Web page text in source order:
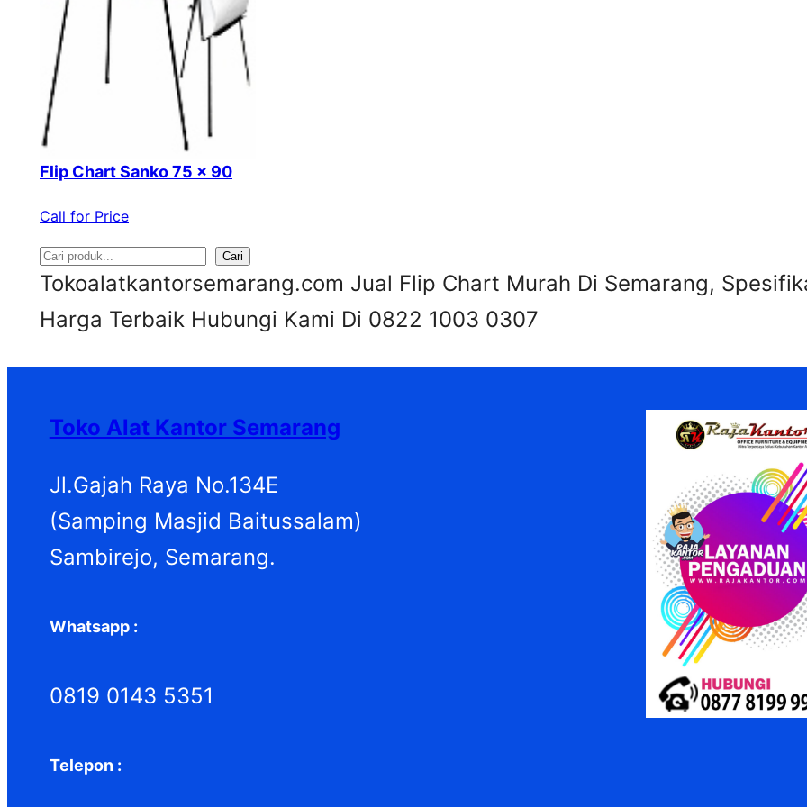
Flip Chart Sanko 75 x 90
Call for Price
S
e
a
r
h
Cari
Tokoalatkantorsemarang.com Jual Flip Chart Murah Di Semarang,
Harga Terbaik Hubungi Kami Di 0822 1003 0307
Toko Alat Kantor Semarang
Jl.Gajah Raya No.134E
(Samping Masjid Baitussalam)
Sambirejo, Semarang.
Whatsapp :
0819 0143 5351
Telepon :